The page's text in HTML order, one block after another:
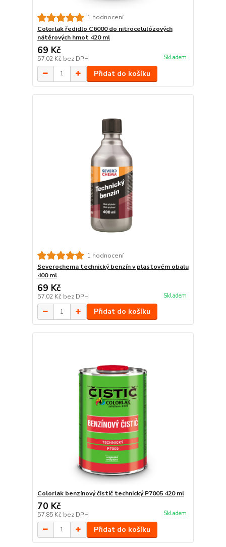
1 hodnocení
Colorlak ředidlo C6000 do nitrocelulózových
nátěrových hmot 420 ml
69 Kč
57,02 Kč bez DPH Skladem
Přidat do košíku
1 hodnocení
Severochema technický benzín v plastovém obalu
400 ml
69 Kč
57,02 Kč bez DPH Skladem
Přidat do košíku
Colorlak benzínový čistič technický P7005 420 ml
70 Kč
57,85 Kč bez DPH Skladem
Přidat do košíku